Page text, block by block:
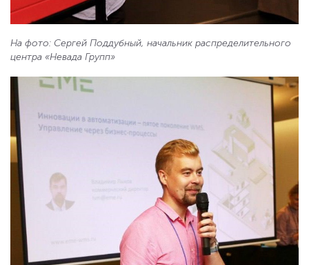
На фото: Сергей Поддубный, начальник распределительного
центра «Невада Групп»
ООО "ЕМЕ" 107076, г. Москва, Колодезный пер.,
дом 2а. стр. 1, ИНН 7714279375
ООО "ЕМЕ" 107076, г. Москва, Колодезный пер.,
дом 2а. стр. 1, ИНН 9718004569
+7 (495) 109-09-79
(Москва)
+7 (812) 209-06-07(Санкт-Петербург)